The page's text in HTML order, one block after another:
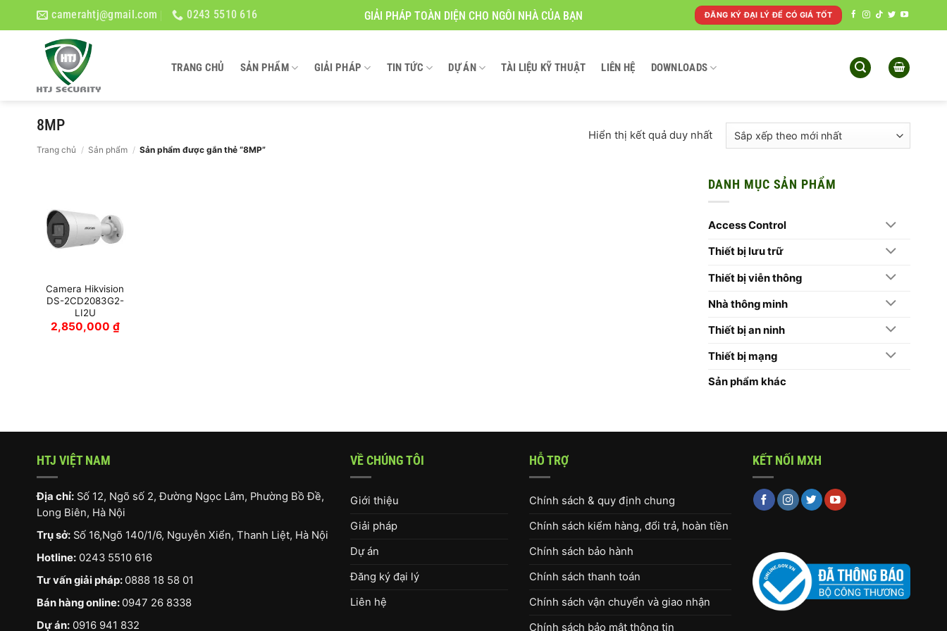
camerahtj@gmail.com 0243 5510 616 GIẢI PHÁP TOÀN DIỆN CHO NGÔI NHÀ CỦA BẠN ĐĂNG KÝ ĐẠI LÝ ĐỂ CÓ GIÁ TỐT
TRANG CHỦ SẢN PHẨM GIẢI PHÁP TIN TỨC DỰ ÁN TÀI LIỆU KỸ THUẬT LIÊN HỆ DOWNLOADS
8MP
Trang chủ / Sản phẩm / Sản phẩm được gắn thẻ “8MP”
Hiển thị kết quả duy nhất
Camera Hikvision
DS-2CD2083G2-
LI2U
2,850,000 ₫
DANH MỤC SẢN PHẨM
Access Control
Thiết bị lưu trữ
Thiết bị viễn thông
Nhà thông minh
Thiết bị an ninh
Thiết bị mạng
Sản phẩm khác
HTJ VIỆT NAM
Địa chỉ: Số 12, Ngõ số 2, Đường Ngọc Lâm, Phường Bồ Đề,
Long Biên, Hà Nội
Trụ sở: Số 16,Ngõ 140/1/6, Nguyễn Xiển, Thanh Liệt, Hà Nội
Hotline: 0243 5510 616
Tư vấn giải pháp: 0888 18 58 01
Bán hàng online: 0947 26 8338
Dự án: 0916 941 832
VỀ CHÚNG TÔI
Giới thiệu
Giải pháp
Dự án
Đăng ký đại lý
Liên hệ
HỖ TRỢ
Chính sách & quy định chung
Chính sách kiểm hàng, đổi trả, hoàn tiền
Chính sách bảo hành
Chính sách thanh toán
Chính sách vận chuyển và giao nhận
Chính sách bảo mật thông tin
KẾT NỐI MXH